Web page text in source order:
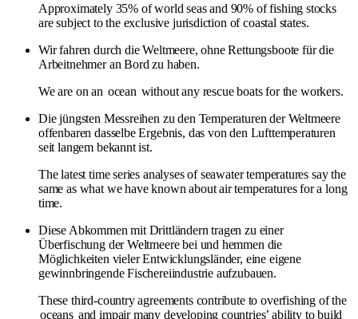
Approximately 35% of world seas and 90% of fishing stocks
are subject to the exclusive jurisdiction of coastal states.
Wir fahren durch die Weltmeere, ohne Rettungsboote für die
Arbeitnehmer an Bord zu haben.
We are on an ocean without any rescue boats for the workers.
Die jüngsten Messreihen zu den Temperaturen der Weltmeere
offenbaren dasselbe Ergebnis, das von den Lufttemperaturen
seit langem bekannt ist.
The latest time series analyses of seawater temperatures say the
same as what we have known about air temperatures for a long
time.
Diese Abkommen mit Drittländern tragen zu einer
Überfischung der Weltmeere bei und hemmen die
Möglichkeiten vieler Entwicklungsländer, eine eigene
gewinnbringende Fischereiindustrie aufzubauen.
These third-country agreements contribute to overfishing of the
oceans and impair many developing countries’ ability to build